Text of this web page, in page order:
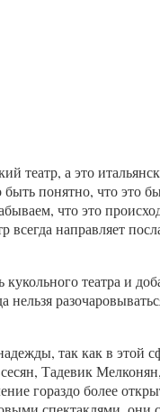
театр, а это
понятно, что это
что это
направляет
театра и
так как в этой
Тадевик
гораздо более